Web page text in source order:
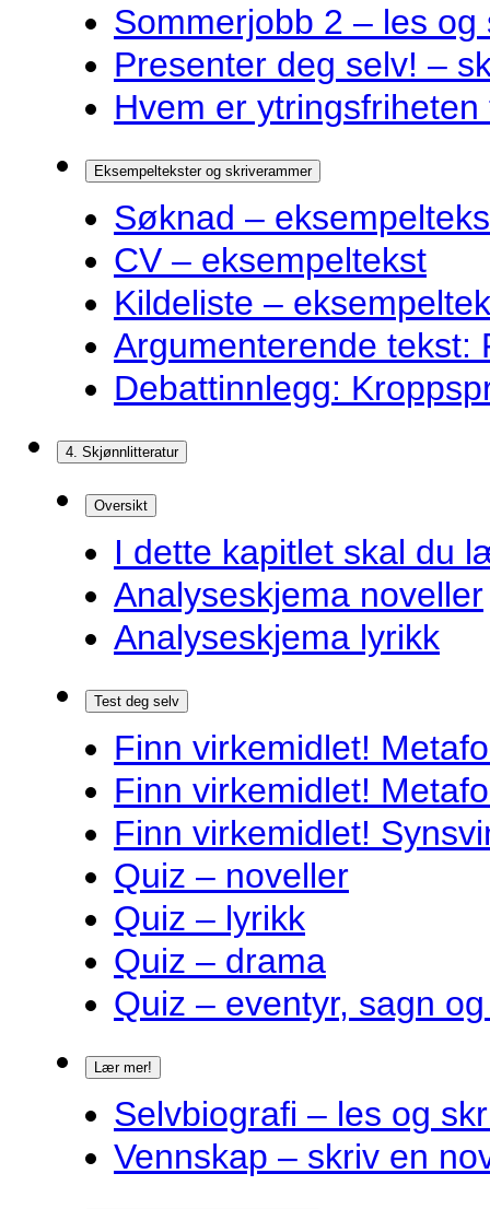
Sommerjobb 2 – les og
Presenter deg selv! –
Hvem er
Eksempeltekster og skriverammer
Søknad –
CV – eksempeltekst
Kildeliste –
Argumenterende tekst:
Debattinnlegg:
4. Skjønnlitteratur
Oversikt
I dette kapitlet skal du
Analyseskjema noveller
Analyseskjema lyrikk
Test deg selv
Finn virkemidlet!
Finn virkemidlet!
Finn virkemidlet!
Quiz – noveller
Quiz – lyrikk
Quiz – drama
Quiz – eventyr, sagn
Lær mer!
Selvbiografi – les og
Vennskap – skriv en